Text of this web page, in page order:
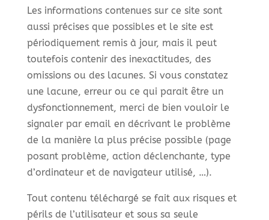
Les informations contenues sur ce site sont
aussi précises que possibles et le site est
périodiquement remis à jour, mais il peut
toutefois contenir des inexactitudes, des
omissions ou des lacunes. Si vous constatez
une lacune, erreur ou ce qui parait être un
dysfonctionnement, merci de bien vouloir le
signaler par email en décrivant le problème
de la manière la plus précise possible (page
posant problème, action déclenchante, type
d’ordinateur et de navigateur utilisé, …).
Tout contenu téléchargé se fait aux risques et
périls de l’utilisateur et sous sa seule